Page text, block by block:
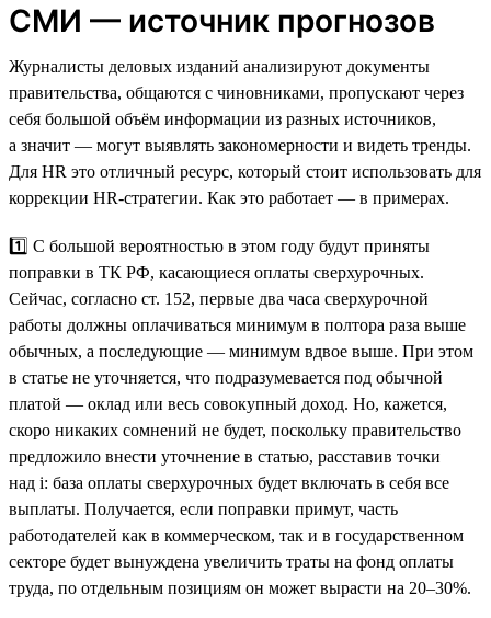
СМИ — источник прогнозов
Журналисты деловых изданий анализируют документы
правительства, общаются с чиновниками, пропускают через
себя большой объём информации из разных источников,
а значит — могут выявлять закономерности и видеть тренды.
Для HR это отличный ресурс, который стоит использовать для
коррекции HR-стратегии. Как это работает — в примерах.
1️⃣ С большой вероятностью в этом году будут приняты
поправки в ТК РФ, касающиеся оплаты сверхурочных.
Сейчас, согласно ст. 152, первые два часа сверхурочной
работы должны оплачиваться минимум в полтора раза выше
обычных, а последующие — минимум вдвое выше. При этом
в статье не уточняется, что подразумевается под обычной
платой — оклад или весь совокупный доход. Но, кажется,
скоро никаких сомнений не будет, поскольку правительство
предложило внести уточнение в статью, расставив точки
над i: база оплаты сверхурочных будет включать в себя все
выплаты. Получается, если поправки примут, часть
работодателей как в коммерческом, так и в государственном
секторе будет вынуждена увеличить траты на фонд оплаты
труда, по отдельным позициям он может вырасти на 20–30%.